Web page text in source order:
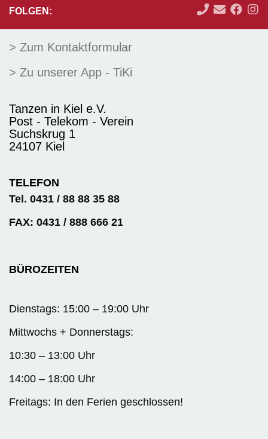
FOLGEN:
> Zum Kontaktformular
> Zu unserer App - TiKi
Tanzen in Kiel e.V.
Post - Telekom - Verein
Suchskrug 1
24107 Kiel
TELEFON
Tel. 0431 / 88 88 35 88
FAX: 0431 / 888 666 21
BÜROZEITEN
Dienstags: 15:00 – 19:00 Uhr
Mittwochs + Donnerstags:
10:30 – 13:00 Uhr
14:00 – 18:00 Uhr
Freitags: In den Ferien geschlossen!